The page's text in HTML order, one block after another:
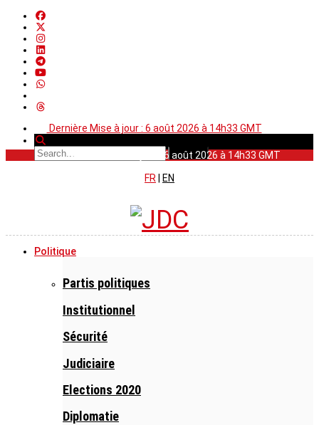
Dernière Mise à jour : 6 août 2026 à 14h33 GMT
Dernière Mise à jour : 6 août 2026 à 14h33 GMT
FR
EN
Politique
Partis politiques
Institutionnel
Sécurité
Judiciaire
Elections 2020
Diplomatie